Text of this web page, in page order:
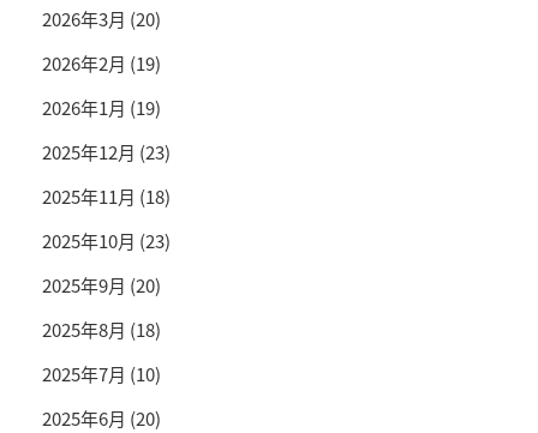
2026年3月 (20)
2026年2月 (19)
2026年1月 (19)
2025年12月 (23)
2025年11月 (18)
2025年10月 (23)
2025年9月 (20)
2025年8月 (18)
2025年7月 (10)
2025年6月 (20)